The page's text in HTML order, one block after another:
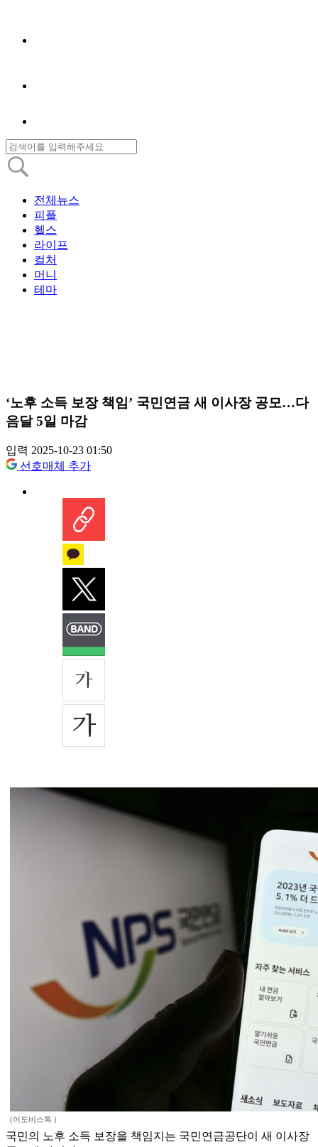
전체뉴스
피플
헬스
라이프
컬처
머니
테마
‘노후 소득 보장 책임’ 국민연금 새 이사장 공모…다
음달 5일 마감
입력 2025-10-23 01:50
선호매체 추가
(어도비스톡 )
국민의 노후 소득 보장을 책임지는 국민연금공단이 새 이사장